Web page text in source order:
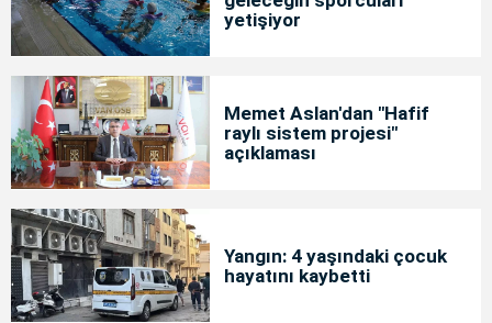
yetişiyor
Memet Aslan'dan "Hafif
raylı sistem projesi"
açıklaması
Yangın: 4 yaşındaki çocuk
hayatını kaybetti